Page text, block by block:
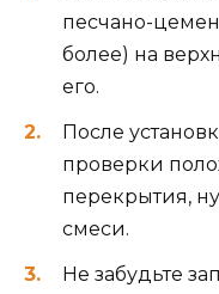
песчано-
более) на
его.
После
проверки
перекрытия,
смеси.
Не забудьте